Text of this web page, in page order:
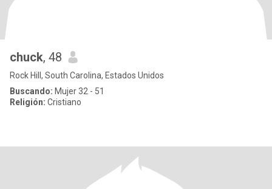
chuck, 48
Rock Hill, South Carolina, Estados Unidos
Buscando: Mujer 32 - 51
Religión: Cristiano